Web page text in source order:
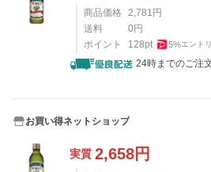
商品価格 2,781 円
送料
0円
ポイント
128pt 5%エント
24時までのご注
お買い得ネットショップ
実質 2,658円